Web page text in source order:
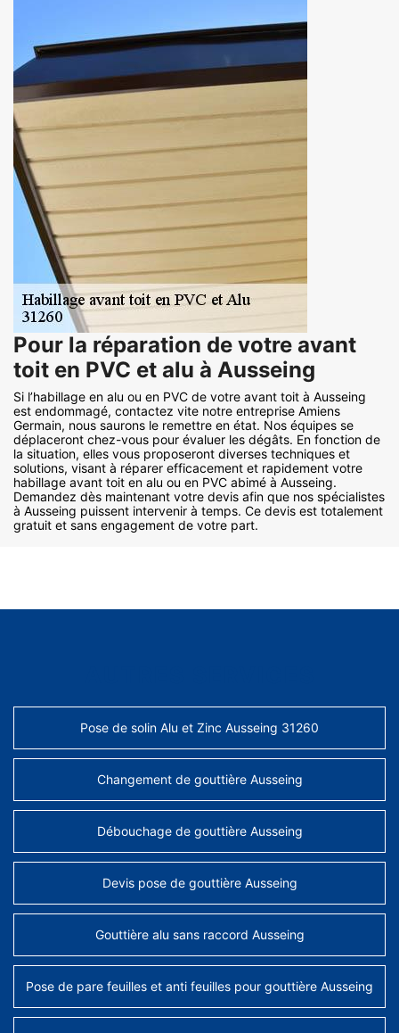
Pour la réparation de votre avant
toit en PVC et alu à Ausseing
Si l’habillage en alu ou en PVC de votre avant toit à Ausseing
est endommagé, contactez vite notre entreprise Amiens
Germain, nous saurons le remettre en état. Nos équipes se
déplaceront chez-vous pour évaluer les dégâts. En fonction de
la situation, elles vous proposeront diverses techniques et
solutions, visant à réparer efficacement et rapidement votre
habillage avant toit en alu ou en PVC abimé à Ausseing.
Demandez dès maintenant votre devis afin que nos spécialistes
à Ausseing puissent intervenir à temps. Ce devis est totalement
gratuit et sans engagement de votre part.
Pose de solin Alu et Zinc Ausseing 31260
Changement de gouttière Ausseing
Débouchage de gouttière Ausseing
Devis pose de gouttière Ausseing
Gouttière alu sans raccord Ausseing
Pose de pare feuilles et anti feuilles pour gouttière Ausseing